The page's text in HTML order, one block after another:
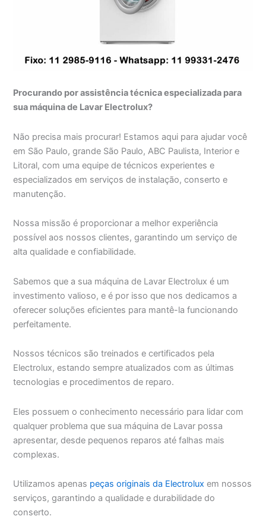
Procurando por assistência técnica especializada para
sua máquina de Lavar Electrolux?
Não precisa mais procurar! Estamos aqui para ajudar você
em São Paulo, grande São Paulo, ABC Paulista, Interior e
Litoral, com uma equipe de técnicos experientes e
especializados em serviços de instalação, conserto e
manutenção.
Nossa missão é proporcionar a melhor experiência
possível aos nossos clientes, garantindo um serviço de
alta qualidade e confiabilidade.
Sabemos que a sua máquina de Lavar Electrolux é um
investimento valioso, e é por isso que nos dedicamos a
oferecer soluções eficientes para mantê-la funcionando
perfeitamente.
Nossos técnicos são treinados e certificados pela
Electrolux, estando sempre atualizados com as últimas
tecnologias e procedimentos de reparo.
Eles possuem o conhecimento necessário para lidar com
qualquer problema que sua máquina de Lavar possa
apresentar, desde pequenos reparos até falhas mais
complexas.
Utilizamos apenas peças originais da Electrolux em nossos
serviços, garantindo a qualidade e durabilidade do
conserto.